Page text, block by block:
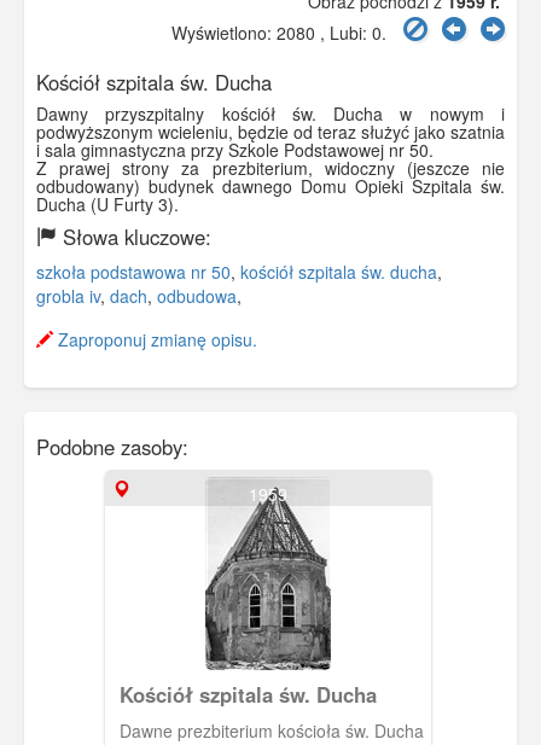
Wyświetlono: 2080 , Lubi: 0.
Kościół szpitala św. Ducha
Dawny przyszpitalny kościół św. Ducha w nowym i
podwyższonym wcieleniu, będzie od teraz służyć jako szatnia
i sala gimnastyczna przy Szkole Podstawowej nr 50.
Z prawej strony za prezbiterium, widoczny (jeszcze nie
odbudowany) budynek dawnego Domu Opieki Szpitala św.
Ducha (U Furty 3).
Słowa kluczowe:
szkoła podstawowa nr 50, kościół szpitala św. ducha,
grobla iv, dach, odbudowa,
Zaproponuj zmianę opisu.
Podobne zasoby:
1959
Kościół szpitala św. Ducha
Dawne prezbiterium kościoła św. Ducha